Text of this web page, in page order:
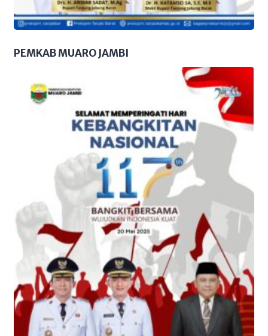
PEMKAB MUARO JAMBI